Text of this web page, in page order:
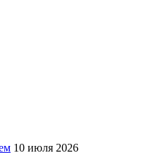
10 июля 2026